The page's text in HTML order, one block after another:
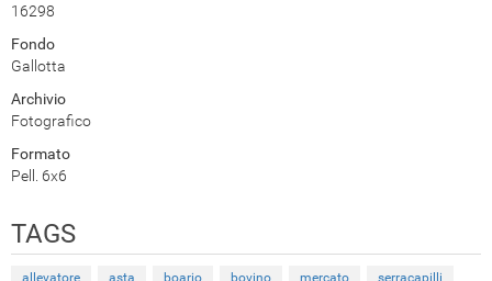
16298
Fondo
Gallotta
Archivio
Fotografico
Formato
Pell. 6x6
TAGS
allevatore asta boario bovino mercato serracapilli